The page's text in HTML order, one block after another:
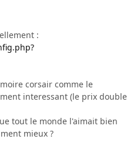
:
corsair comme le
interessant (le prix double
tout le monde l'aimait bien
mieux ?